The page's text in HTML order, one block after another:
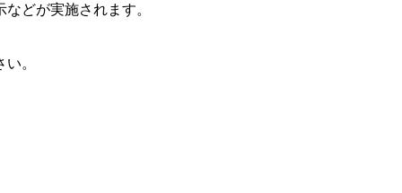
どが実施されます。
。